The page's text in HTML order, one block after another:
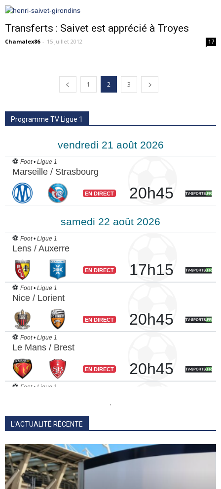
Transferts : Saivet est apprécié à Troyes
Chamalex86 - 15 juillet 2012 17
1 2 3
Programme TV Ligue 1
.
L'ACTUALITÉ RÉCENTE